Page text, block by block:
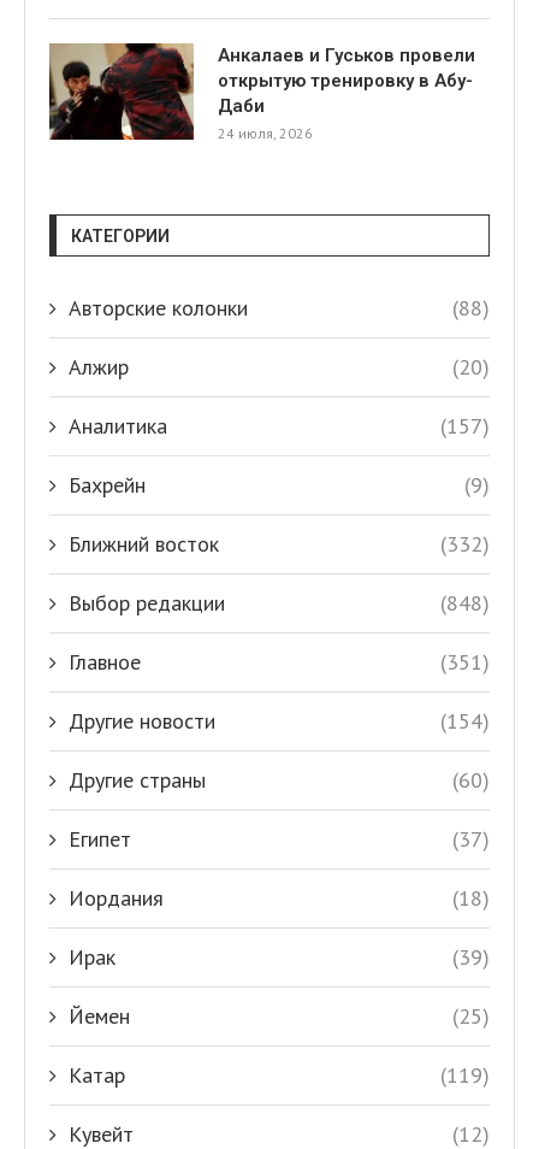
Анкалаев и Гуськов провели
открытую тренировку в Абу-
Даби
24 июля, 2026
КАТЕГОРИИ
Авторские колонки (88)
Алжир (20)
Аналитика (157)
Бахрейн (9)
Ближний восток (332)
Выбор редакции (848)
Главное (351)
Другие новости (154)
Другие страны (60)
Египет (37)
Иордания (18)
Ирак (39)
Йемен (25)
Катар (119)
Кувейт (12)